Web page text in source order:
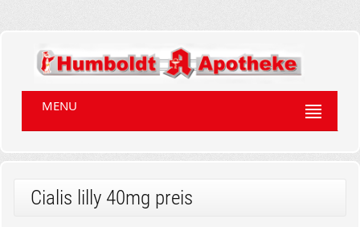
MENU
Cialis lilly 40mg preis